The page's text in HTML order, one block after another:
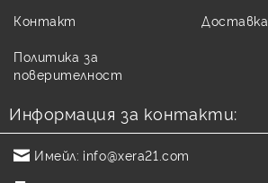
Контакт
Политика за
поверителност
Доставка
Информация за контакти:
Имейл: info@xera21.com